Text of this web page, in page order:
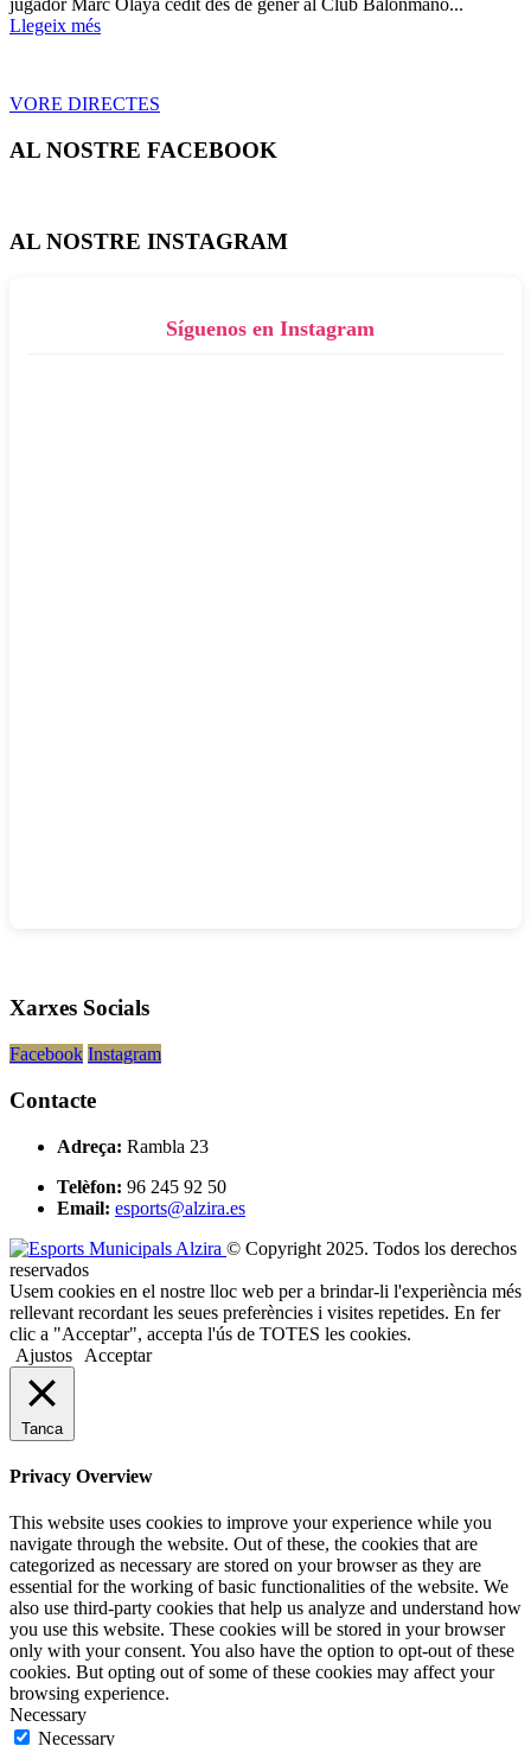
jugador Marc Olaya cedit des de gener al Club Balonmano...
Llegeix més
VORE DIRECTES
AL NOSTRE FACEBOOK
AL NOSTRE INSTAGRAM
Síguenos en Instagram
Xarxes Socials
Facebook Instagram
Contacte
Adreça: Rambla 23
Telèfon: 96 245 92 50
Email: esports@alzira.es
© Copyright 2025. Todos los derechos
reservados
Usem cookies en el nostre lloc web per a brindar-li l'experiència més
rellevant recordant les seues preferències i visites repetides. En fer
clic a "Acceptar", accepta l'ús de TOTES les cookies.
Ajustos
Acceptar
Tanca
Privacy Overview
This website uses cookies to improve your experience while you
navigate through the website. Out of these, the cookies that are
categorized as necessary are stored on your browser as they are
essential for the working of basic functionalities of the website. We
also use third-party cookies that help us analyze and understand how
you use this website. These cookies will be stored in your browser
only with your consent. You also have the option to opt-out of these
cookies. But opting out of some of these cookies may affect your
browsing experience.
Necessary
Necessary